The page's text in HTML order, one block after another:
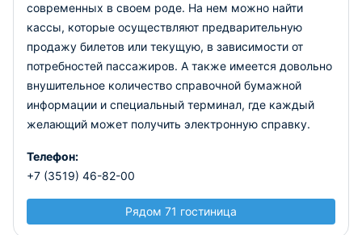
современных в своем роде. На нем можно найти
кассы, которые осуществляют предварительную
продажу билетов или текущую, в зависимости от
потребностей пассажиров. А также имеется довольно
внушительное количество справочной бумажной
информации и специальный терминал, где каждый
желающий может получить электронную справку.
Телефон:
+7 (3519) 46-82-00
Рядом 71 гостиница